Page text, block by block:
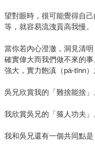
望對眼時，很可能覺得自
等，就容易流洩貢高我慢。
當你若內心澄澈，洞見清
確實偉大而我們做不來的
強大，實力飽滇（pá-tīnn）
吳兄欣賞我的「難捨能捨」
我欣賞吳兄的「箍人功夫」
我和吳兄還有一個共同點是